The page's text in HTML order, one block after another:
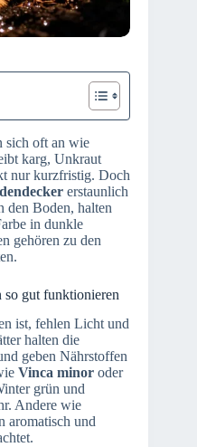
sich oft an wie
karg, Unkraut
nur kurzfristig. Doch
erstaunlich
den Boden, halten
in dunkle
gehören zu den
so gut funktionieren
ist, fehlen Licht und
halten die
geben Nährstoffen
Vinca minor oder
grün und
Andere wie
aromatisch und